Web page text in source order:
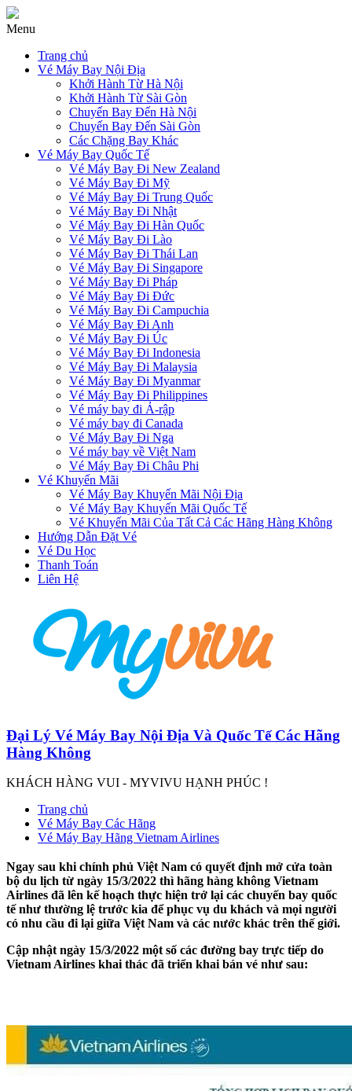
Menu
Trang chủ
Vé Máy Bay Nội Địa
Khởi Hành Từ Hà Nội
Khởi Hành Từ Sài Gòn
Chuyến Bay Đến Hà Nội
Chuyến Bay Đến Sài Gòn
Các Chặng Bay Khác
Vé Máy Bay Quốc Tế
Vé Máy Bay Đi New Zealand
Vé Máy Bay Đi Mỹ
Vé Máy Bay Đi Trung Quốc
Vé Máy Bay Đi Nhật
Vé Máy Bay Đi Hàn Quốc
Vé Máy Bay Đi Lào
Vé Máy Bay Đi Thái Lan
Vé Máy Bay Đi Singapore
Vé Máy Bay Đi Pháp
Vé Máy Bay Đi Đức
Vé Máy Bay Đi Campuchia
Vé Máy Bay Đi Anh
Vé Máy Bay Đi Úc
Vé Máy Bay Đi Indonesia
Vé Máy Bay Đi Malaysia
Vé Máy Bay Đi Myanmar
Vé Máy Bay Đi Philippines
Vé máy bay đi Ả-rập
Vé máy bay đi Canada
Vé Máy Bay Đi Nga
Vé máy bay về Việt Nam
Vé Máy Bay Đi Châu Phi
Vé Khuyến Mãi
Vé Máy Bay Khuyến Mãi Nội Địa
Vé Máy Bay Khuyến Mãi Quốc Tế
Vé Khuyến Mãi Của Tất Cả Các Hãng Hàng Không
Hướng Dẫn Đặt Vé
Vé Du Học
Thanh Toán
Liên Hệ
Đại Lý Vé Máy Bay Nội Địa Và Quốc Tế Các Hãng
Hàng Không
KHÁCH HÀNG VUI - MYVIVU HẠNH PHÚC !
Trang chủ
Vé Máy Bay Các Hãng
Vé Máy Bay Hãng Vietnam Airlines
Ngay sau khi chính phủ Việt Nam có quyết định mở cửa toàn
bộ du lịch từ ngày 15/3/2022 thì hãng hàng không Vietnam
Airlines đã lên kế hoạch thực hiện trở lại các chuyến bay quốc
tế như thường lệ trước kia để phục vụ du khách và mọi người
có nhu cầu đi lại giữa Việt Nam và các nước khác trên thế giới.
Cập nhật ngày 15/3/2022 một số các đường bay trực tiếp do
Vietnam Airlines khai thác đã triển khai bán vé như sau: